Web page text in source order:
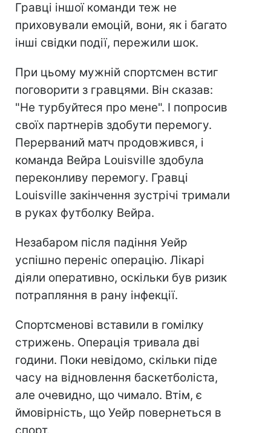
Гравці іншої команди теж не
приховували емоцій, вони, як і багато
інші свідки події, пережили шок.
При цьому мужній спортсмен встиг
поговорити з гравцями. Він сказав:
"Не турбуйтеся про мене". І попросив
своїх партнерів здобути перемогу.
Перерваний матч продовжився, і
команда Вейра Louisville здобула
переконливу перемогу. Гравці
Louisville закінчення зустрічі тримали
в руках футболку Вейра.
Незабаром після падіння Уейр
успішно переніс операцію. Лікарі
діяли оперативно, оскільки був ризик
потрапляння в рану інфекції.
Спортсменові вставили в гомілку
стрижень. Операція тривала дві
години. Поки невідомо, скільки піде
часу на відновлення баскетболіста,
але очевидно, що чимало. Втім, є
ймовірність, що Уейр повернеться в